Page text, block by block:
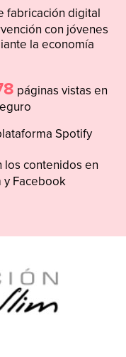
fabricación digital
con jóvenes
la economía
páginas vistas en
Spotify
los contenidos en
y Facebook